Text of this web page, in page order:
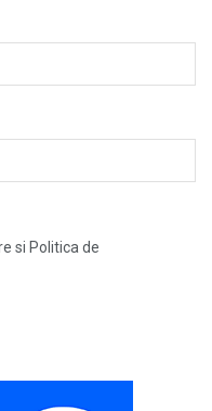
si Politica de